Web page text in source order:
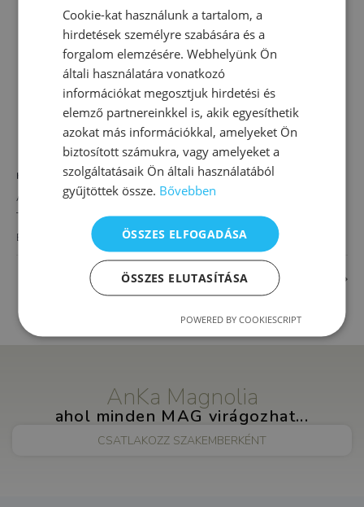
HELYSZÍN
AnKa Magnolia XVI.
Thököly út 4.
Budapest
Magyarország + Google Térkép
Gerinctorna Alapozó fejlesztés óvodásoknak
AnKa Magnolia
ahol minden MAG virágozhat...
CSATLAKOZZ SZAKEMBERKÉNT
Cookie-kat használunk a tartalom, a
hirdetések személyre szabására és a
forgalom elemzésére. Webhelyünk Ön
általi használatára vonatkozó
információkat megosztjuk hirdetési és
elemző partnereinkkel is, akik egyesíthetik
azokat más információkkal, amelyeket Ön
biztosított számukra, vagy amelyeket a
szolgáltatásaik Ön általi használatából
gyűjtöttek össze. Bővebben
ÖSSZES ELFOGADÁSA
ÖSSZES ELUTASÍTÁSA
POWERED BY COOKIESCRIPT